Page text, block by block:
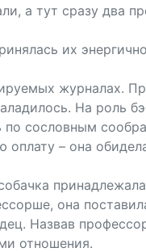
а тут сразу два
их
журналах.
На роль
по сословным
оплату – она
она
Назвав
отношения.